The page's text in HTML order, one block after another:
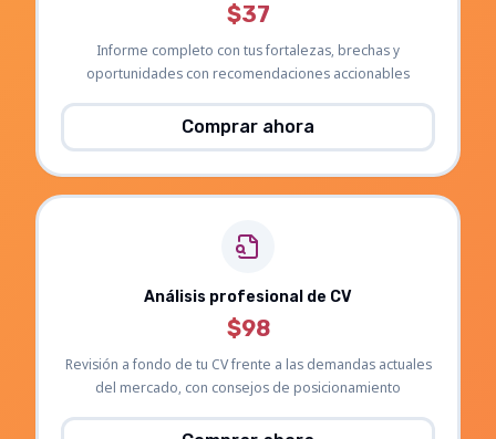
$37
Informe completo con tus fortalezas, brechas y
oportunidades con recomendaciones accionables
Comprar ahora
Análisis profesional de CV
$98
Revisión a fondo de tu CV frente a las demandas actuales
del mercado, con consejos de posicionamiento